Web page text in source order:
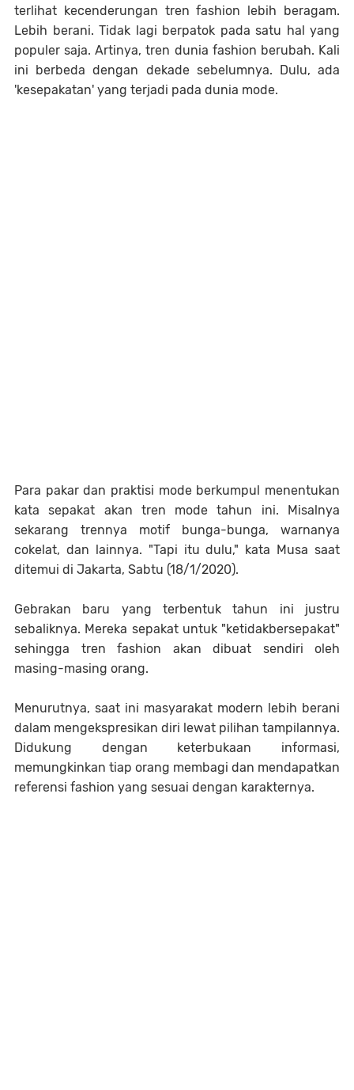
terlihat kecenderungan tren fashion lebih beragam.
Lebih berani. Tidak lagi berpatok pada satu hal yang
populer saja. Artinya, tren dunia fashion berubah. Kali
ini berbeda dengan dekade sebelumnya. Dulu, ada
'kesepakatan' yang terjadi pada dunia mode.
Para pakar dan praktisi mode berkumpul menentukan
kata sepakat akan tren mode tahun ini. Misalnya
sekarang trennya motif bunga-bunga, warnanya
cokelat, dan lainnya. "Tapi itu dulu," kata Musa saat
ditemui di Jakarta, Sabtu (18/1/2020).
Gebrakan baru yang terbentuk tahun ini justru
sebaliknya. Mereka sepakat untuk "ketidakbersepakat"
sehingga tren fashion akan dibuat sendiri oleh
masing-masing orang.
Menurutnya, saat ini masyarakat modern lebih berani
dalam mengekspresikan diri lewat pilihan tampilannya.
Didukung dengan keterbukaan informasi,
memungkinkan tiap orang membagi dan mendapatkan
referensi fashion yang sesuai dengan karakternya.